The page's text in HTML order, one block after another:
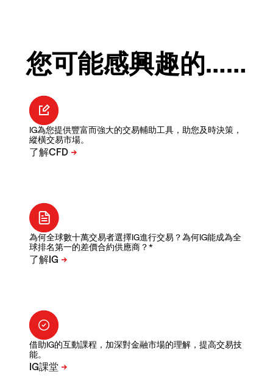
您可能感興趣的……
IG為您提供豐富而強大的交易輔助工具，助您及時決策，
縱橫交易市場。
為何全球數十萬交易者選擇IG進行交易？為何IG能成為全
球排名第一的差價合約供應商？*
借助IG的互動課程，加深對金融市場的理解，提高交易技
能。